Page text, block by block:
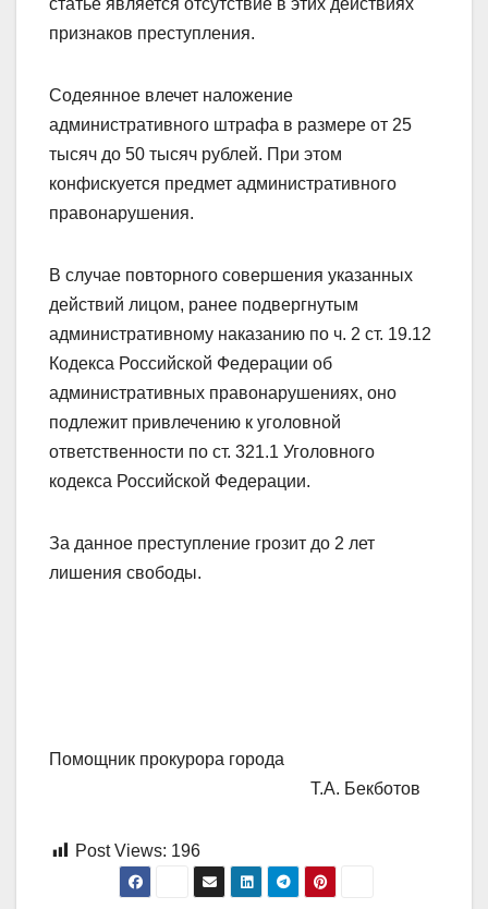
статье является отсутствие в этих действиях
признаков преступления.
Содеянное влечет наложение
административного штрафа в размере от 25
тысяч до 50 тысяч рублей. При этом
конфискуется предмет административного
правонарушения.
В случае повторного совершения указанных
действий лицом, ранее подвергнутым
административному наказанию по ч. 2 ст. 19.12
Кодекса Российской Федерации об
административных правонарушениях, оно
подлежит привлечению к уголовной
ответственности по ст. 321.1 Уголовного
кодекса Российской Федерации.
За данное преступление грозит до 2 лет
лишения свободы.
Помощник прокурора города
Т.А. Бекботов
Post Views: 196